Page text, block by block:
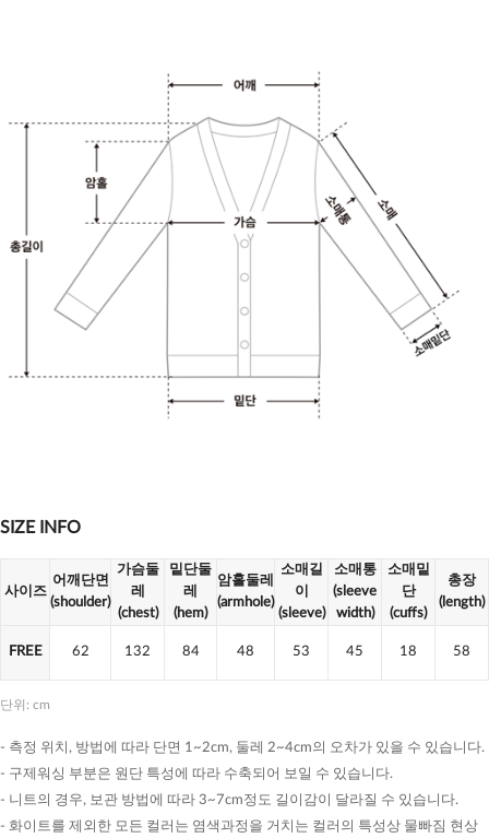
SIZE INFO
사이즈
어깨단면
(shoulder)
가슴둘
레
(chest)
밑단둘
레
(hem)
암홀둘레
(armhole)
소매길
이
(sleeve)
소매통
(sleeve
width)
소매밑
단
(cuffs)
총장
(length)
FREE 62 132 84 48 53 45 18 58
단위: cm
- 측정 위치, 방법에 따라 단면 1~2cm, 둘레 2~4cm의 오차가 있을 수 있습니다.
- 구제워싱 부분은 원단 특성에 따라 수축되어 보일 수 있습니다.
- 니트의 경우, 보관 방법에 따라 3~7cm정도 길이감이 달라질 수 있습니다.
- 화이트를 제외한 모든 컬러는 염색과정을 거치는 컬러의 특성상 물빠짐 현상